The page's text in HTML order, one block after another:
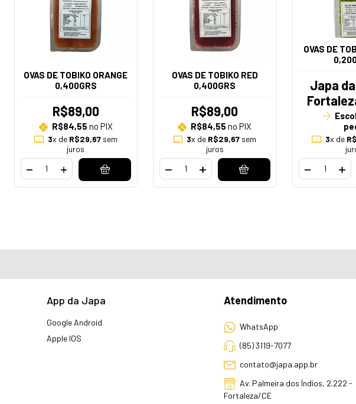
OVAS DE TOBIKO ORANGE
0,400GRS
R$89,00
R$84,55 no PIX
3x de R$29,67sem
juros
OVAS DE TOBIKO RED
0,400GRS
R$89,00
R$84,55 no PIX
3x de R$29,67 sem
juros
OVAS DE
Japa
3x de
App da Japa
Google Android
Apple IOS
Atendimento
WhatsApp
(85) 3119-7077
contato@japa.app.br
Av. Palmeira dos Índios, 2.222 -
Fortaleza/CE